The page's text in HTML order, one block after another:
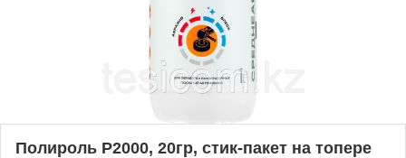
Полироль Р2000, 20гр, стик-пакет на топере